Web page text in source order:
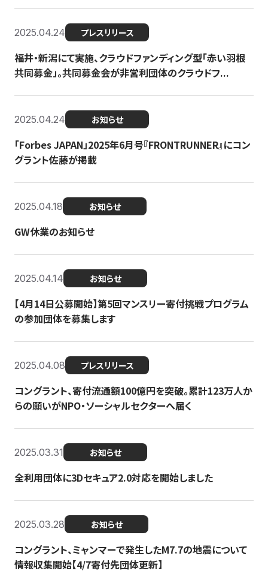
2025.04.24 プレスリリース
福井・新潟にて実施、クラウドファンディング型「赤い羽根
共同募金」。共同募金会が非営利団体のクラウドフ...
2025.04.24 お知らせ
「Forbes JAPAN」2025年6月号『FRONTRUNNER』にコン
グラント佐藤が掲載
2025.04.18 お知らせ
GW休業のお知らせ
2025.04.14 お知らせ
【4月14日公募開始】第5回マンスリー寄付挑戦プログラム
の参加団体を募集します
2025.04.08 プレスリリース
コングラント、寄付流通額100億円を突破。累計123万人か
らの願いがNPO・ソーシャルセクターへ届く
2025.03.31 お知らせ
全利用団体に3Dセキュア2.0対応を開始しました
2025.03.28 お知らせ
コングラント、ミャンマーで発生したM7.7の地震について
情報収集開始【4/7寄付先団体更新】